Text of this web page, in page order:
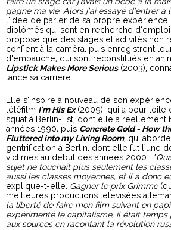
gagne ma vie. Alors j’ai essayé d’entrer à
l’idée de parler de sa propre expérience
diplômés qui sont en recherche
propose que des stages et activités non
confient à la caméra, puis enregistrent
d’embauche, qui sont reconstitués en
Lipstick Makes More Serious(2003),
lance sa carrière.
Elle s’inspire à nouveau de son
téléfilm I’m His Ex(2009), qui a pour toile
squat à Berlin-Est, dont elle a réellement
années 1990, puis Concrete Gold - How
Fluttered into my Living Room, qui
gentrification à Berlin, dont elle fut l’une
victimes au début des années 2000 : “
sujet ne touchait plus seulement les
aussi les classes moyennes, et il a donc
explique-t-elle. Gagner le prix Grimme
meilleures productions télévisées
la liberté de faire mon film suivant en
expérimenté le capitalisme, il était temps
aux sources en racontant la révolution